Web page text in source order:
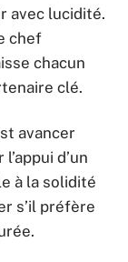
avec lucidité.
chef
chacun
clé.
avancer
d’un
à la solidité
s’il préfère